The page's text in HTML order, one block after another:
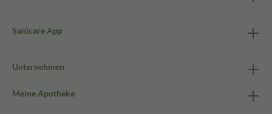
Sanicare App
Unternehmen
Meine Apotheke